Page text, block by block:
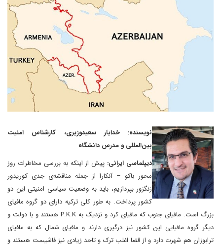
نویسنده: خدایار سعیدوزیری، کارشناس امنیت
بین‌المللی و مدرس دانشگاه
دیپلماسی ایرانی: پیش از اینکه به بررسی مخاطرات روز
محور باکو – آنکارا از جمله مناقشه‌ی جدی کوریدور
زنگزور بپردازیم، باید به وضعیت سیاسی امنیتی این دو
کشور پرداخت. به طور کلی ترکیه دارای دو گروه مافیای
بزرگ است. مافیای جنوب که مافیای کرد و نزدیک به P.K.K هستند و با دولت و
دیگر گروه مافیایی این کشور نیز درگیری دارند و مافیای شمال که به مافیای
ترابوزان هم شهرت دارد و از قضا اغلب ترک و تاحد زیادی نیز فاشیست هستند و